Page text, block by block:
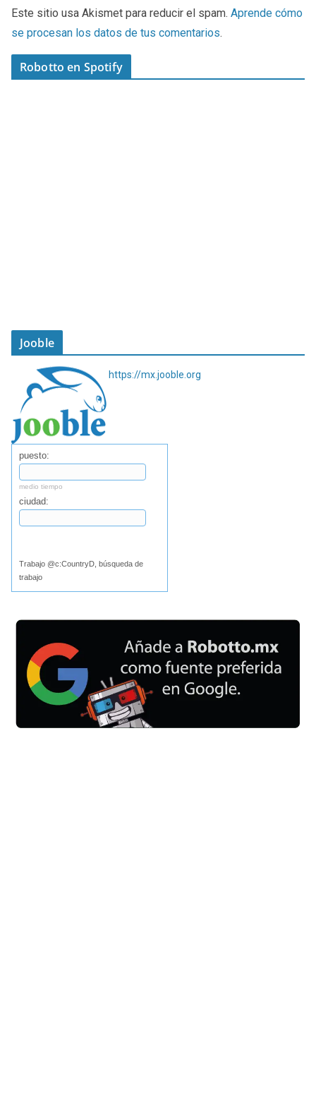
Este sitio usa Akismet para reducir el spam. Aprende cómo
se procesan los datos de tus comentarios.
Robotto en Spotify
Jooble
https://mx.jooble.org
puesto:
medio tiempo
ciudad:
Trabajo @c:CountryD, búsqueda de
trabajo